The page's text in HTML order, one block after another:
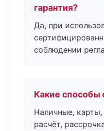
гарантия?
Да, при
соблюдении
Какие способы
Наличные, карты,
расчёт,